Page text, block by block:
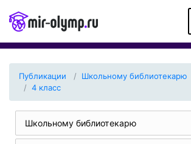
Публикации Школьному библиотекарю
4 класс
Школьному библиотекарю